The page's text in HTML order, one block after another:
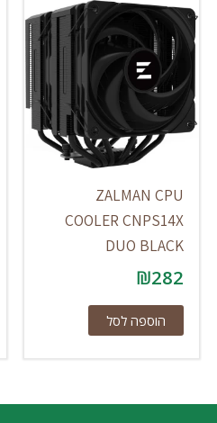
ZALMAN CPU
COOLER CNPS14X
DUO BLACK
₪282
הוספה לסל